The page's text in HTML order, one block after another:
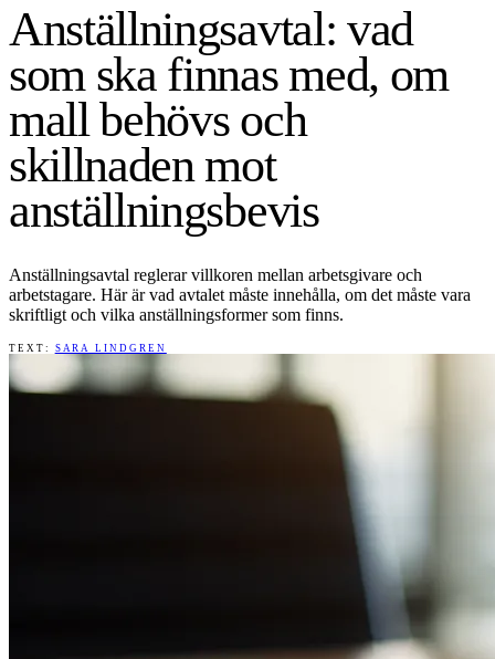
Anställningsavtal: vad
som ska finnas med, om
mall behövs och
skillnaden mot
anställningsbevis
Anställningsavtal reglerar villkoren mellan arbetsgivare och
arbetstagare. Här är vad avtalet måste innehålla, om det måste vara
skriftligt och vilka anställningsformer som finns.
TEXT: SARA LINDGREN